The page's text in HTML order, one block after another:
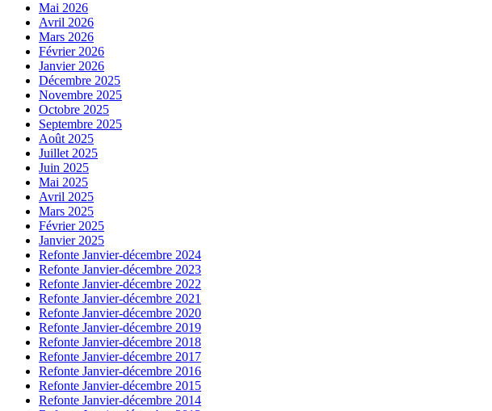
Mai 2026
Avril 2026
Mars 2026
Février 2026
Janvier 2026
Décembre 2025
Novembre 2025
Octobre 2025
Septembre 2025
Août 2025
Juillet 2025
Juin 2025
Mai 2025
Avril 2025
Mars 2025
Février 2025
Janvier 2025
Refonte Janvier-décembre 2024
Refonte Janvier-décembre 2023
Refonte Janvier-décembre 2022
Refonte Janvier-décembre 2021
Refonte Janvier-décembre 2020
Refonte Janvier-décembre 2019
Refonte Janvier-décembre 2018
Refonte Janvier-décembre 2017
Refonte Janvier-décembre 2016
Refonte Janvier-décembre 2015
Refonte Janvier-décembre 2014